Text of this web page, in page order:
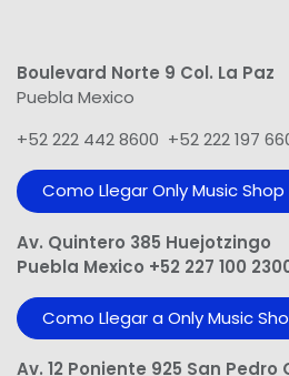
Boulevard Norte 9 Col. La Paz
Puebla Mexico
+52 222 442 8600 +52 222 197
Como Llegar Only Music
Av. Quintero 385 Huejotzingo
Puebla Mexico +52 227 100
Como Llegar a Only Music
Av. 12 Poniente 925 San Pedro